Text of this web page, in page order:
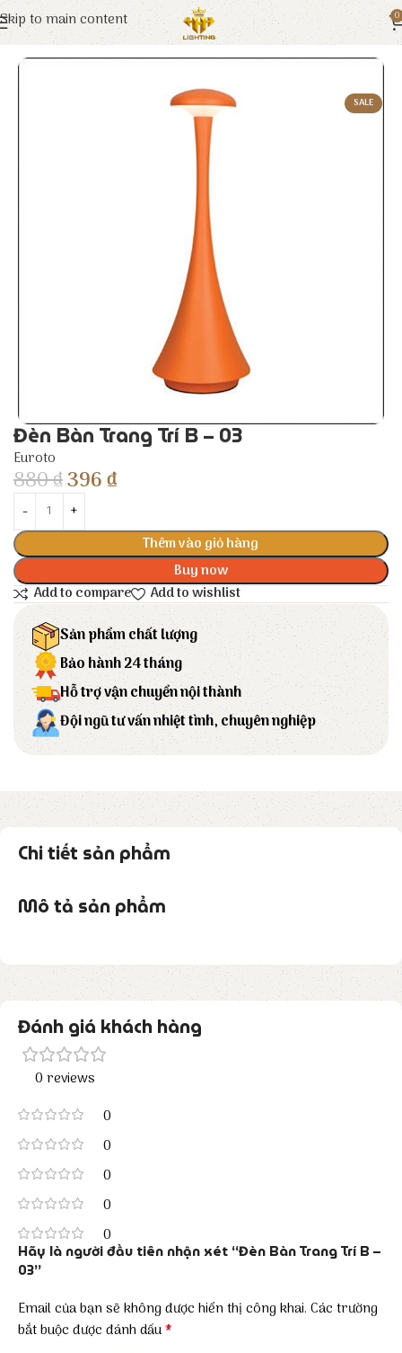
Skip to main content 0
Trang chủ Euroto Đèn Trang Trí
SALE
Đèn Bàn Trang Trí B – 03
Euroto
880₫396₫
Thêm vào giỏ hàng
Buy now
Add to compare
Add to wishlist
Sản phẩm chất lượng
Bảo hành 24 tháng
Hỗ trợ vận chuyển nội thành
Đội ngũ tư vấn nhiệt tình, chuyên nghiệp
Chi tiết sản phẩm
Mô tả sản phẩm
Đánh giá khách hàng
0 reviews
0
0
0
0
0
Hãy là người đầu tiên nhận xét “Đèn Bàn Trang Trí B –
03”
Email của bạn sẽ không được hiển thị công khai. Các trường
bắt buộc được đánh dấu*